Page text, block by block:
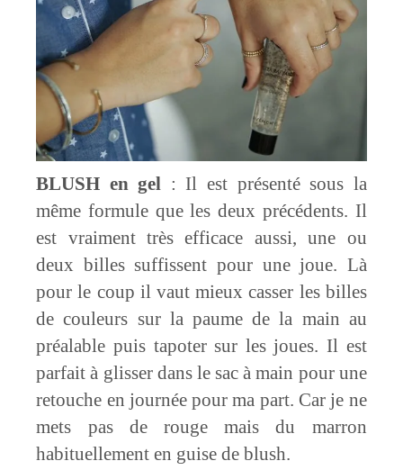
BLUSH en gel : Il est présenté sous la
même formule que les deux précédents. Il
est vraiment très efficace aussi, une ou
deux billes suffissent pour une joue. Là
pour le coup il vaut mieux casser les billes
de couleurs sur la paume de la main au
préalable puis tapoter sur les joues. Il est
parfait à glisser dans le sac à main pour une
retouche en journée pour ma part. Car je ne
mets pas de rouge mais du marron
habituellement en guise de blush.